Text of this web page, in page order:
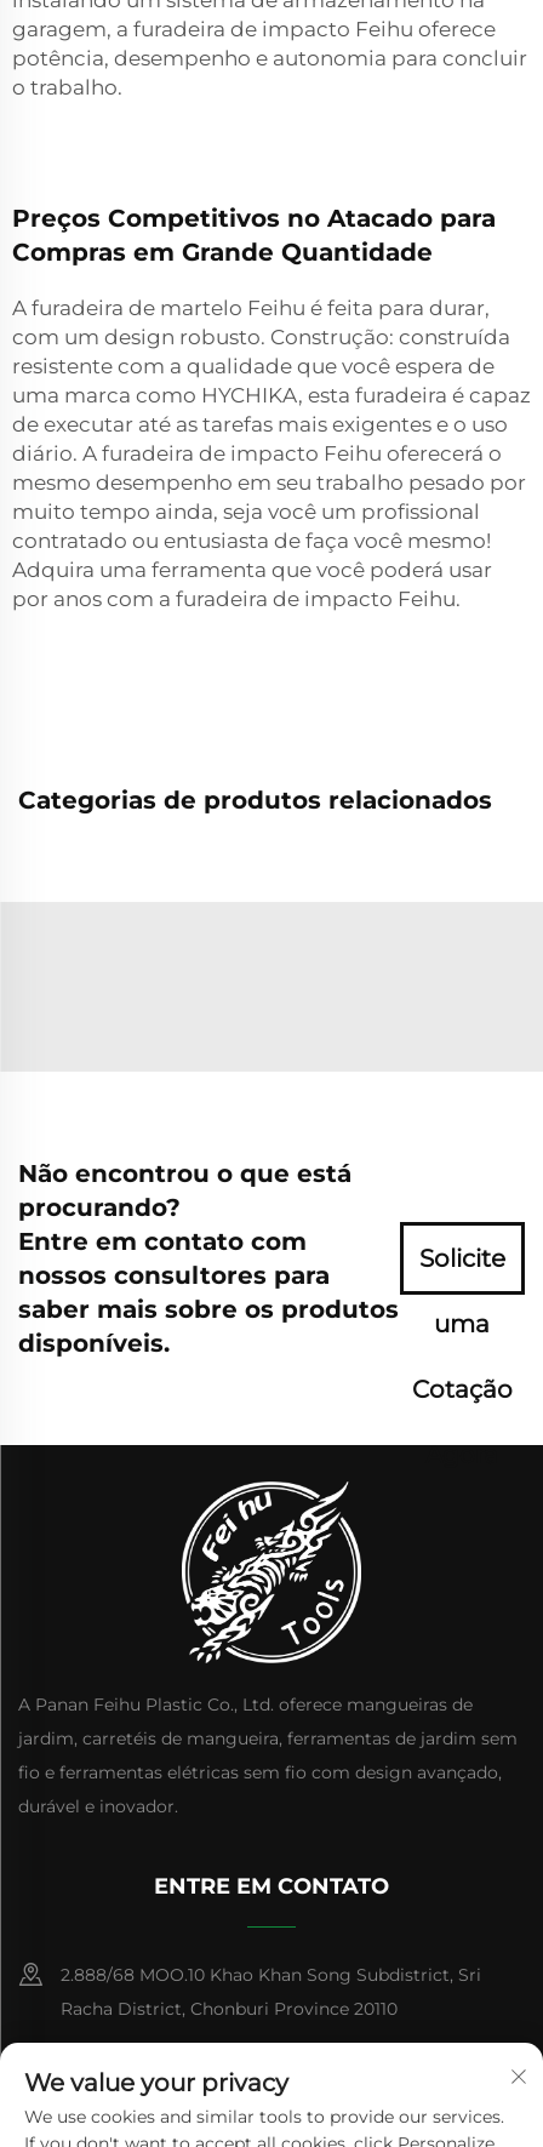
garagem, a furadeira de impacto Feihu oferece
potência, desempenho e autonomia para concluir
o trabalho.
Preços Competitivos no Atacado para
Compras em Grande Quantidade
A furadeira de martelo Feihu é feita para durar,
com um design robusto. Construção: construída
resistente com a qualidade que você espera de
uma marca como HYCHIKA, esta furadeira é capaz
de executar até as tarefas mais exigentes e o uso
diário. A furadeira de impacto Feihu oferecerá o
mesmo desempenho em seu trabalho pesado por
muito tempo ainda, seja você um profissional
contratado ou entusiasta de faça você mesmo!
Adquira uma ferramenta que você poderá usar
por anos com a furadeira de impacto Feihu.
Categorias de produtos relacionados
Não encontrou o que está
procurando?
Entre em contato com
nossos consultores para
saber mais sobre os produtos
disponíveis.
Solicite
uma
Cotação
Agora
A Panan Feihu Plastic Co., Ltd. oferece mangueiras de
jardim, carretéis de mangueira, ferramentas de jardim sem
fio e ferramentas elétricas sem fio com design avançado,
durável e inovador.
ENTRE EM CONTATO
2.888/68 MOO.10 Khao Khan Song Subdistrict, Sri
Racha District, Chonburi Province 20110
[email protected]
We value your privacy
We use cookies and similar tools to provide our services.